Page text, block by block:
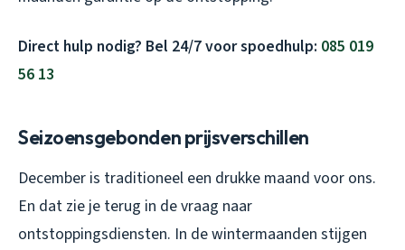
Direct hulp nodig? Bel 24/7 voor spoedhulp: 085 019
56 13
Seizoensgebonden prijsverschillen
December is traditioneel een drukke maand voor ons.
En dat zie je terug in de vraag naar
ontstoppingsdiensten. In de wintermaanden stijgen